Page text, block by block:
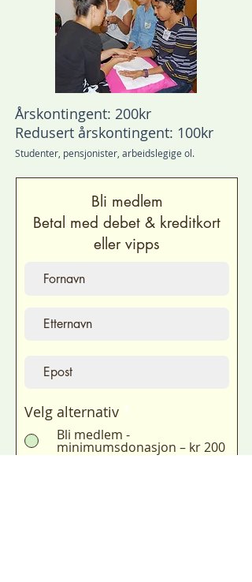
Årskontingent: 200kr
Redusert årskontingent: 100kr
Studenter, pensjonister, arbeidslegige ol.
Bli medlem
Betal med debet & kreditkort
eller vipps
Velg alternativ *
Bli medlem -
minimumsdonasjon – kr 200
Bli medlem -redusert